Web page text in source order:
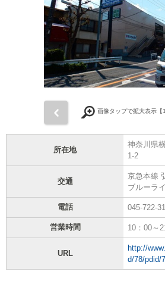
画像タップで拡大表示【1
所在地
神奈川県
1-2
交通
京急本線
ブルーラ
電話 045-722-
営業時間 10：00～
URL
http://
d/78/pdid/